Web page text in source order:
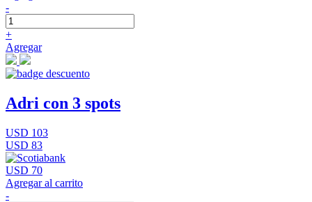
-
+
Agregar
Adri con 3 spots
USD 103
USD 83
USD 70
Agregar al carrito
-